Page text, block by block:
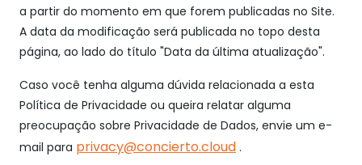
a partir do momento em que forem publicadas no Site.
A data da modificação será publicada no topo desta
página, ao lado do título "Data da última atualização".
Caso você tenha alguma dúvida relacionada a esta
Política de Privacidade ou queira relatar alguma
preocupação sobre Privacidade de Dados, envie um e-
mail para privacy@concierto.cloud .